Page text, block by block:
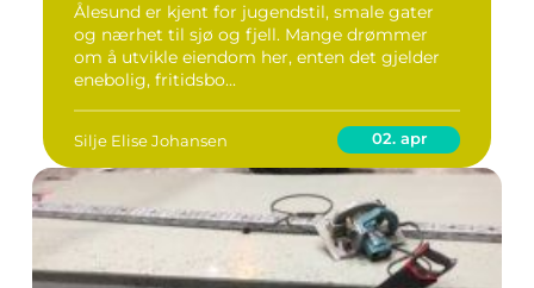
Ålesund er kjent for jugendstil, smale gater
og nærhet til sjø og fjell. Mange drømmer
om å utvikle eiendom her, enten det gjelder
enebolig, fritidsbo...
Silje Elise Johansen 02. apr